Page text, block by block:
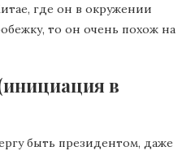
где он в окружении
то он очень похож на
в
быть президентом, даже